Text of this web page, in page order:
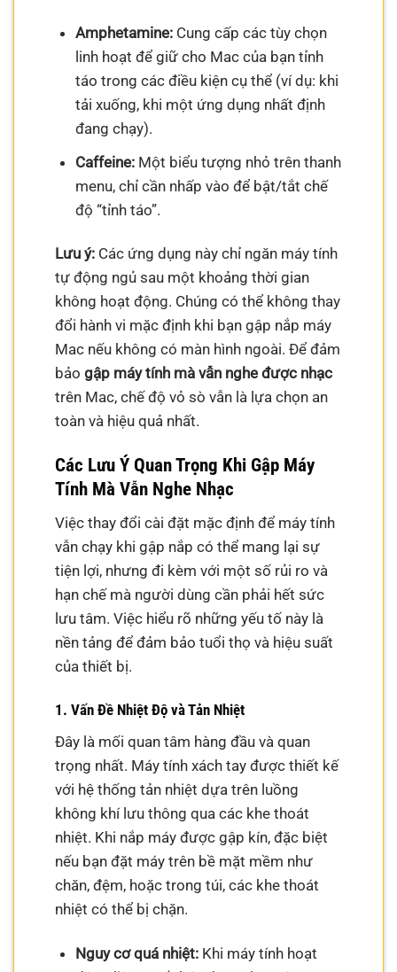
Amphetamine:Cung cấp các tùy chọn
linh hoạt để giữ cho Mac của bạn tỉnh
táo trong các điều kiện cụ thể (ví dụ: khi
tải xuống, khi một ứng dụng nhất định
đang chạy).
Caffeine:Một biểu tượng nhỏ trên thanh
menu, chỉ cần nhấp vào để bật/tắt chế
độ “tỉnh táo”.
Lưu ý: Các ứng dụng này chỉ ngăn máy tính
tự động ngủ sau một khoảng thời gian
không hoạt động. Chúng có thể không thay
đổi hành vi mặc định khi bạn gập nắp máy
Mac nếu không có màn hình ngoài. Để đảm
bảogập máy tính mà vẫn nghe được nhạc
trên Mac, chế độ vỏ sò vẫn là lựa chọn an
toàn và hiệu quả nhất.
Các Lưu Ý Quan Trọng Khi Gập Máy
Tính Mà Vẫn Nghe Nhạc
Việc thay đổi cài đặt mặc định để máy tính
vẫn chạy khi gập nắp có thể mang lại sự
tiện lợi, nhưng đi kèm với một số rủi ro và
hạn chế mà người dùng cần phải hết sức
lưu tâm. Việc hiểu rõ những yếu tố này là
nền tảng để đảm bảo tuổi thọ và hiệu suất
của thiết bị.
1. Vấn Đề Nhiệt Độ và Tản Nhiệt
Đây là mối quan tâm hàng đầu và quan
trọng nhất. Máy tính xách tay được thiết kế
với hệ thống tản nhiệt dựa trên luồng
không khí lưu thông qua các khe thoát
nhiệt. Khi nắp máy được gập kín, đặc biệt
nếu bạn đặt máy trên bề mặt mềm như
chăn, đệm, hoặc trong túi, các khe thoát
nhiệt có thể bị chặn.
Nguy cơ quá nhiệt:Khi máy tính hoạt